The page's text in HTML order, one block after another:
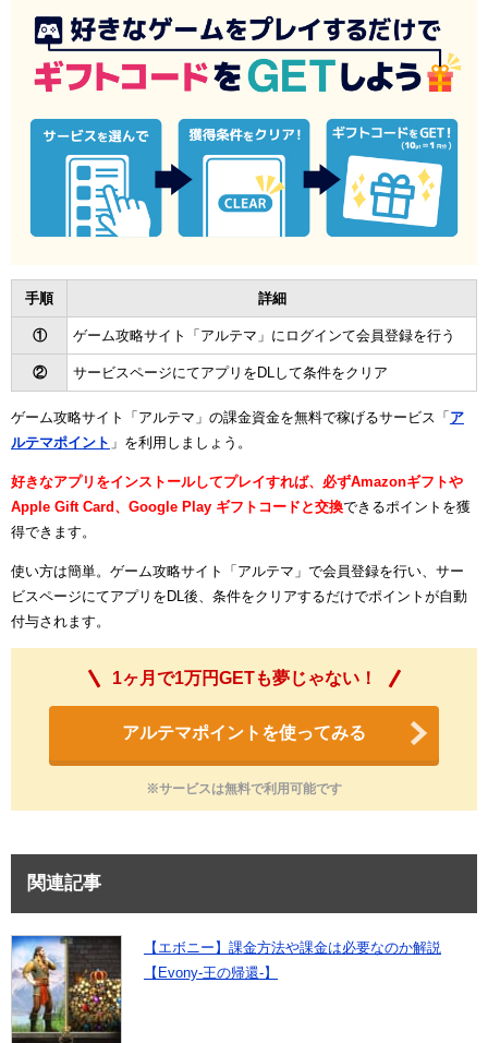
手順 詳細
① ゲーム攻略サイト「アルテマ」にログインて会員登録を行う
② サービスページにてアプリをDLして条件をクリア
ゲーム攻略サイト「アルテマ」の課金資金を無料で稼げるサービス「 ア
ルテマポイント 」を利用しましょう。
好きなアプリをインストールしてプレイすれば、必ずAmazonギフトや
Apple Gift Card、Google Play ギフトコードと交換できるポイントを獲
得できます。
使い方は簡単。ゲーム攻略サイト「アルテマ」で会員登録を行い、サー
ビスページにてアプリをDL後、条件をクリアするだけでポイントが自動
付与されます。
1ヶ月で1万円GETも夢じゃない！
アルテマポイントを使ってみる
※サービスは無料で利用可能です
関連記事
【エボニー】課金方法や課金は必要なのか解説
【Evony-王の帰還-】